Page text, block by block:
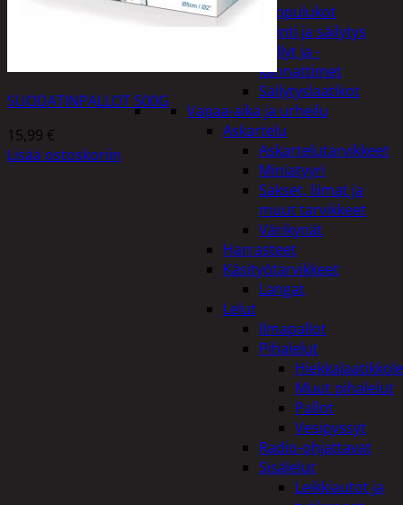
Riippulukot
Varastointi ja säilytys
Hyllyt ja -
kannattimet
Säilytyslaatikot
Vapaa-aika ja urheilu
Askartelu
Askartelutarvikkeet
Miniatyyri
Sakset, liimat ja
muut tarvikkeet
Värikynät
Harrasteet
Käsityötarvikkeet
Langat
Lelut
Ilmapallot
Pihalelut
Muut pihalelut
Pallot
Vesipyssyt
Radio-ohjattavat
Sisälelut
Leikkiautot ja
SUODATINPALLOT 500G
15,99 €
Lisää ostoskoriin